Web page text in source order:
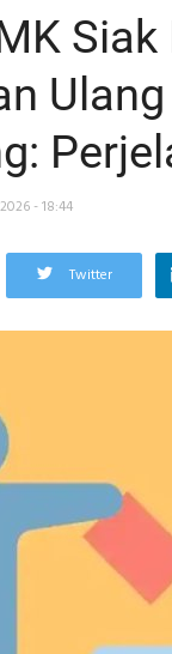
- 18:44
Twitter